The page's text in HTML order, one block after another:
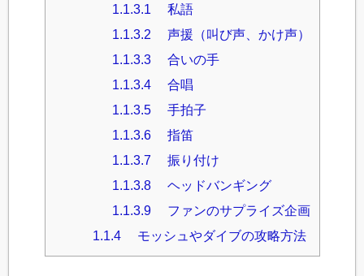
1.1.3.1
私語
1.1.3.2 声援（叫び声、かけ声）
1.1.3.3 合いの手
1.1.3.4 合唱
1.1.3.5 手拍子
1.1.3.6 指笛
1.1.3.7 振り付け
1.1.3.8 ヘッドバンギング
1.1.3.9 ファンのサプライズ企画
1.1.4 モッシュやダイブの攻略方法